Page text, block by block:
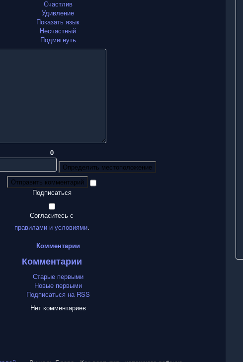
Счастлив
Удивление
Показать язык
Несчастный
Подмигнуть
0
Определить местоположение
Отправить комментарий
Подписаться
Согласитесь с
правилами и условиями.
Комментарии
Комментарии
Старые первыми
Новые первыми
Подписаться на RSS
Нет комментариев